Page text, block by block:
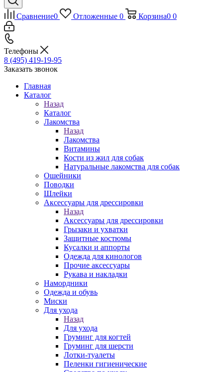
Сравнение0 Отложенные 0 Корзина0 0
Телефоны
8 (495) 419-19-95
Заказать звонок
Главная
Каталог
Назад
Каталог
Лакомства
Назад
Лакомства
Витамины
Кости из жил для собак
Натуральные лакомства для собак
Ошейники
Поводки
Шлейки
Аксессуары для дрессировки
Назад
Аксессуары для дрессировки
Грызаки и ухватки
Защитные костюмы
Кусалки и аппорты
Одежда для кинологов
Прочие аксессуары
Рукава и накладки
Намордники
Одежда и обувь
Миски
Для ухода
Назад
Для ухода
Груминг для когтей
Груминг для шерсти
Лотки-туалеты
Пеленки гигиенические